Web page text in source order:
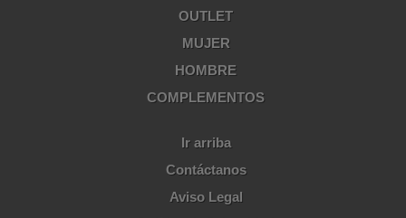
OUTLET
MUJER
HOMBRE
COMPLEMENTOS
Ir arriba
Contáctanos
Aviso Legal